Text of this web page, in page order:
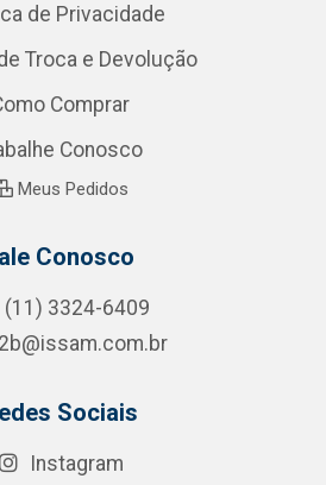
de Privacidade
Troca e Devolução
Comprar
Conosco
Meus Pedidos
Conosco
(11) 3324-6409
Sociais
Instagram